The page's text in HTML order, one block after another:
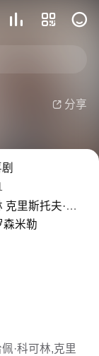
  
高清电影
 分享
克里斯托夫·玛丽亚·赫布斯特
森米勒
·科可林,克里